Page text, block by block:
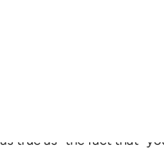
تنطقون ٢٣
أَنَّكُمْ تَنطِقُونَ ٢٣
Then by the Lord of
as true as ˹the fact that˺